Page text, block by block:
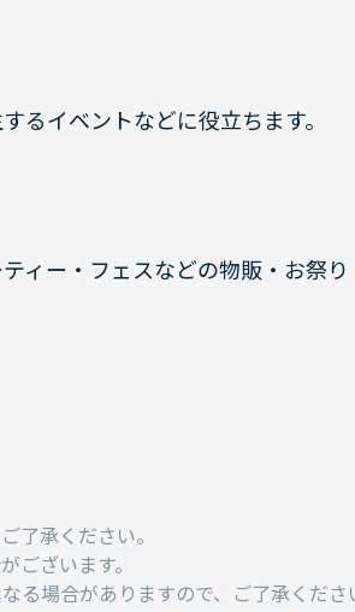
るイベントなどに役立ちます。
ィー・フェスなどの物販・お祭
了承ください。
ございます。
る場合がありますので、ご了承くださ